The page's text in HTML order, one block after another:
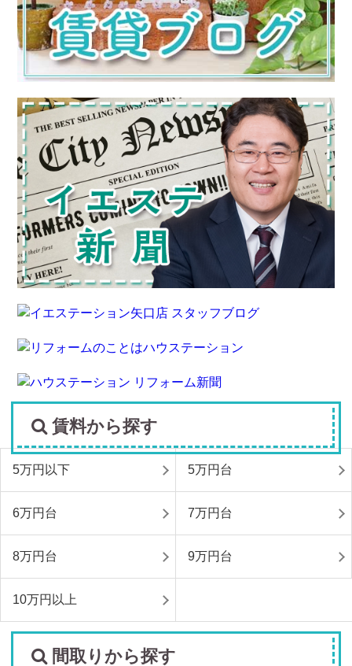
賃料から探す
5万円以下 5万円台
6万円台 7万円台
8万円台 9万円台
10万円以上
間取りから探す